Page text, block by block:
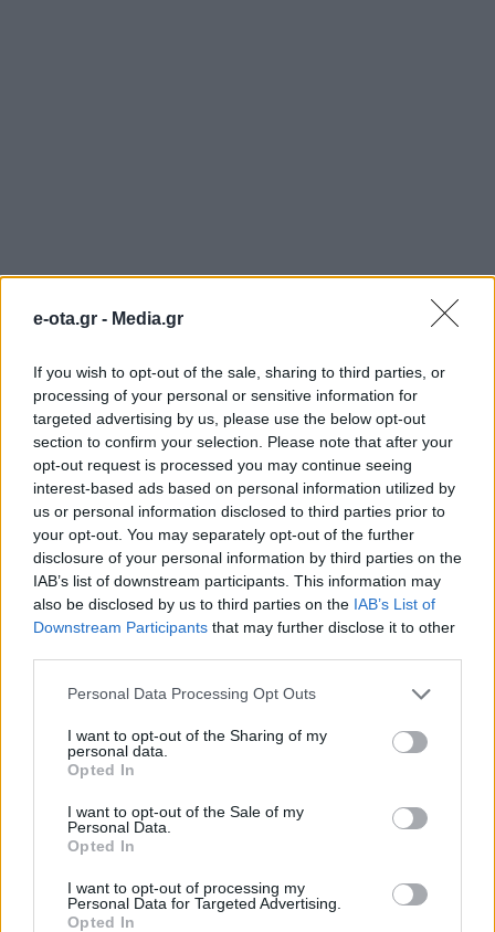
e-ota.gr - Media.gr
If you wish to opt-out of the sale, sharing to third parties, or
processing of your personal or sensitive information for
targeted advertising by us, please use the below opt-out
section to confirm your selection. Please note that after your
opt-out request is processed you may continue seeing
interest-based ads based on personal information utilized by
us or personal information disclosed to third parties prior to
your opt-out. You may separately opt-out of the further
disclosure of your personal information by third parties on the
IAB’s list of downstream participants. This information may
also be disclosed by us to third parties on the IAB’s List of
Downstream Participants that may further disclose it to other
Personal Data Processing Opt Outs
I want to opt-out of the Sharing of my
personal data.
Opted In
I want to opt-out of the Sale of my
Personal Data.
Opted In
I want to opt-out of processing my
Personal Data for Targeted Advertising.
Opted In
ΟΛΕΣ ΟΙ ΕΙΔΗΣΕΙΣ
Πλούσιος ο απολογισμός του Δημοτικού
Ωδείου Φυλής
Πολύ υψηλός ο κίνδυνος πυρκαγιάς και σήμερα
στην Αττική
Άμεσα τα μέτρα στήριξης πυρόπληκτων – Πιο
γρήγορα οι αποζημιώσεις
FIREBIRDS ΑΓΙΑ ΑΝΝΑ
ΑΣΠΡΟΠΥΡΓΟΥ
ΕΠΙΚΑΙΡΟΤΗΤΑ